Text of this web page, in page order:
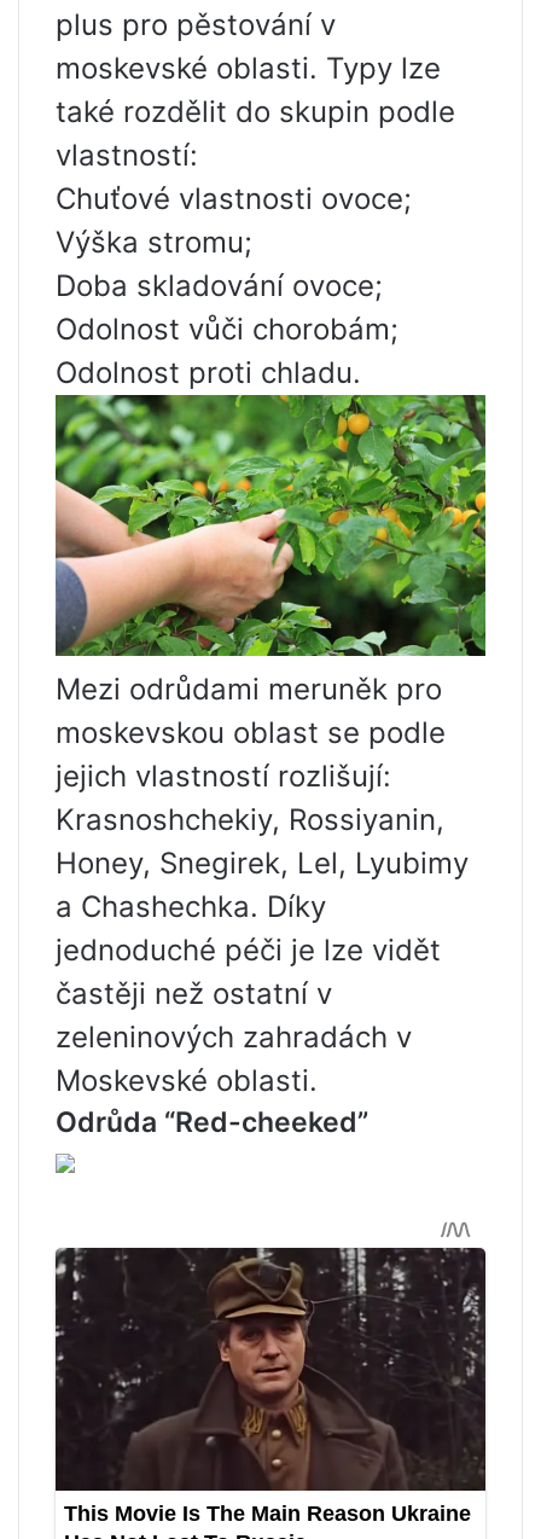
plus pro pěstování v
moskevské oblasti. Typy lze
také rozdělit do skupin podle
vlastností:
Chuťové vlastnosti ovoce;
Výška stromu;
Doba skladování ovoce;
Odolnost vůči chorobám;
Odolnost proti chladu.
Mezi odrůdami meruněk pro
moskevskou oblast se podle
jejich vlastností rozlišují:
Krasnoshchekiy, Rossiyanin,
Honey, Snegirek, Lel, Lyubimy
a Chashechka. Díky
jednoduché péči je lze vidět
častěji než ostatní v
zeleninových zahradách v
Moskevské oblasti.
Odrůda “Red-cheeked”